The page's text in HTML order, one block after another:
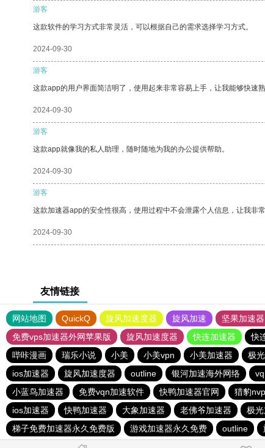
游客
这款软件的学习方式非常灵活，可以根据自己的需求选择学习方式。
2024-09-30
游客
这款app的用户界面简洁明了，使用起来非常容易上手，让我能够快速
2024-09-30
游客
这款app就像我的私人助理，随时随地为我的办公提供帮助。
2024-09-30
游客
这款加速器app的安全性很高，使用过程中不会泄露个人信息，让我非常
2024-09-30
友情链接
网站地图 QuickQ 旋风加速度器 旋风加速 坚果加速器
免费vps加速器外网苹果版
旋风加速度器 快连加速器 快
哔咔漫画
瑞乐小说 小美 小美vpn 小美加速器 极
ios加速器
旋风加速度器 outline 银河加速海外网络
小蓝鸟加速器
免费vqn加速软件 快鸭加速器官网 猎豹
ios加速器
快鸭加速器 大象加速器 老佛爷加速器 极
梯子免费加速器永久免费版
游戏加速器永久免费 outline